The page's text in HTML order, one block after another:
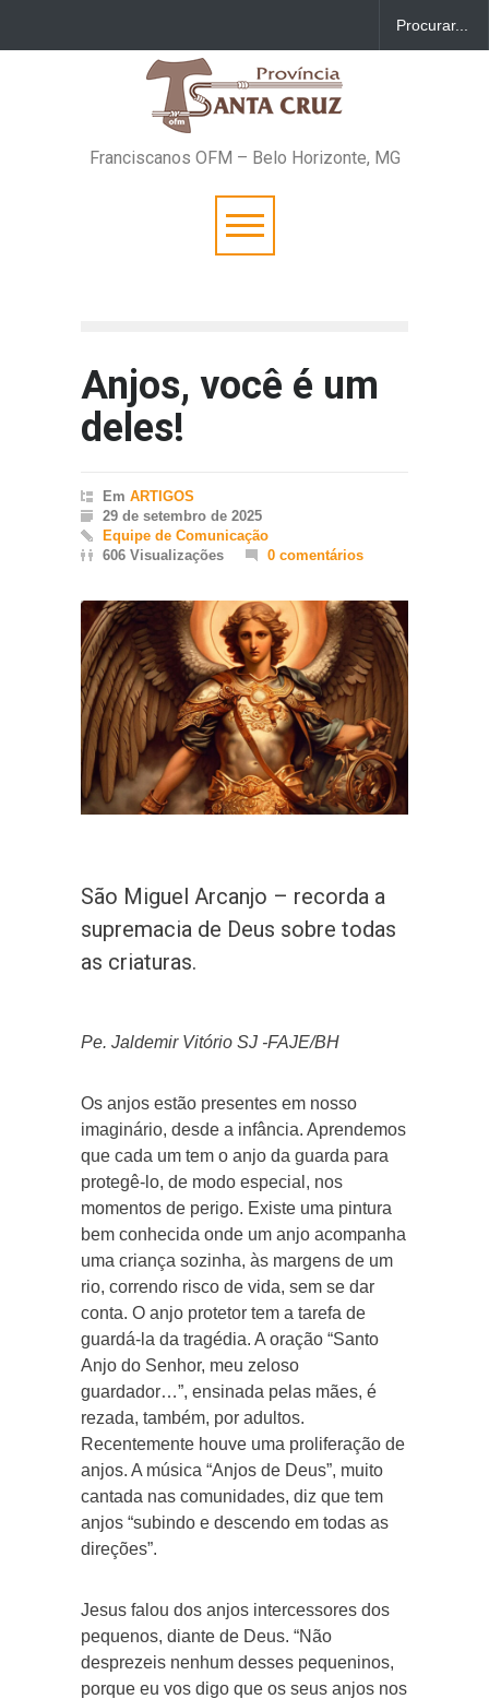
Franciscanos OFM – Belo Horizonte, MG
Anjos, você é um
deles!
Em ARTIGOS
29 de setembro de 2025
Equipe de Comunicação
606 Visualizações
0 comentários
São Miguel Arcanjo – recorda a
supremacia de Deus sobre todas
as criaturas.
Pe. Jaldemir Vitório SJ -FAJE/BH
Os anjos estão presentes em nosso
imaginário, desde a infância. Aprendemos
que cada um tem o anjo da guarda para
protegê-lo, de modo especial, nos
momentos de perigo. Existe uma pintura
bem conhecida onde um anjo acompanha
uma criança sozinha, às margens de um
rio, correndo risco de vida, sem se dar
conta. O anjo protetor tem a tarefa de
guardá-la da tragédia. A oração “Santo
Anjo do Senhor, meu zeloso
guardador…”, ensinada pelas mães, é
rezada, também, por adultos.
Recentemente houve uma proliferação de
anjos. A música “Anjos de Deus”, muito
cantada nas comunidades, diz que tem
anjos “subindo e descendo em todas as
direções”.
Jesus falou dos anjos intercessores dos
pequenos, diante de Deus. “Não
desprezeis nenhum desses pequeninos,
porque eu vos digo que os seus anjos nos